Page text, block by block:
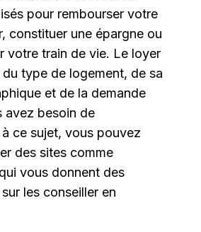
pour rembourser votre
constituer une épargne ou
votre train de vie. Le loyer
type de logement, de sa
et de la demande
avez besoin de
ce sujet, vous pouvez
des sites comme
qui vous donnent des
les conseiller en